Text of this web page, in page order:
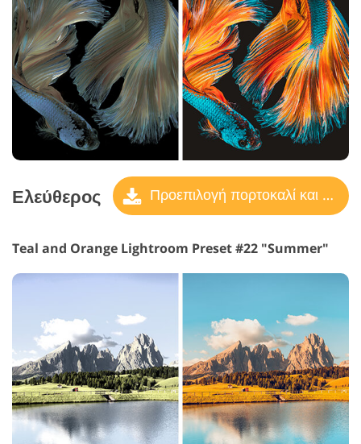
Ελεύθερος Προεπιλογή πορτοκαλί και γαλαζοπράσινο
Teal and Orange Lightroom Preset #22 "Summer"